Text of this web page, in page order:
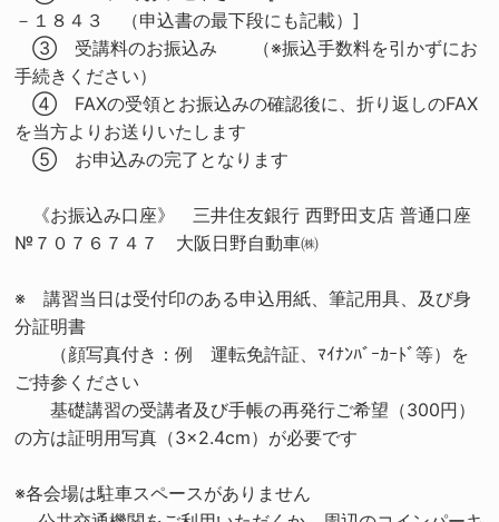
－１８４３ （申込書の最下段にも記載）]
③ 受講料のお振込み （※振込手数料を引かずにお
手続きください）
④ FAXの受領とお振込みの確認後に、折り返しのFAX
を当方よりお送りいたします
⑤ お申込みの完了となります
《お振込み口座》 三井住友銀行 西野田支店 普通口座
№７０７６７４７ 大阪日野自動車㈱
※ 講習当日は受付印のある申込用紙、筆記用具、及び身
分証明書
（顔写真付き：例 運転免許証、ﾏｲﾅﾝﾊﾞｰｶｰﾄﾞ等）を
ご持参ください
基礎講習の受講者及び手帳の再発行ご希望（300円）
の方は証明用写真（3×2.4cm）が必要です
※各会場は駐車スペースがありません